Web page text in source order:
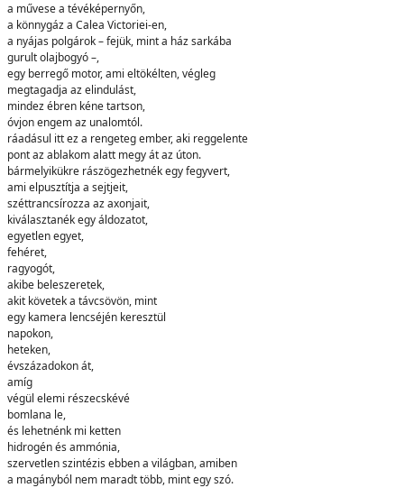
a művese a tévéképernyőn,
a könnygáz a Calea Victoriei-en,
a nyájas polgárok – fejük, mint a ház sarkába
gurult olajbogyó –,
egy berregő motor, ami eltökélten, végleg
megtagadja az elindulást,
mindez ébren kéne tartson,
óvjon engem az unalomtól.
ráadásul itt ez a rengeteg ember, aki reggelente
pont az ablakom alatt megy át az úton.
bármelyikükre rászögezhetnék egy fegyvert,
ami elpusztítja a sejtjeit,
széttrancsírozza az axonjait,
kiválasztanék egy áldozatot,
egyetlen egyet,
fehéret,
ragyogót,
akibe beleszeretek,
akit követek a távcsövön, mint
egy kamera lencséjén keresztül
napokon,
heteken,
évszázadokon át,
amíg
végül elemi részecskévé
bomlana le,
és lehetnénk mi ketten
hidrogén és ammónia,
szervetlen szintézis ebben a világban, amiben
a magányból nem maradt több, mint egy szó.